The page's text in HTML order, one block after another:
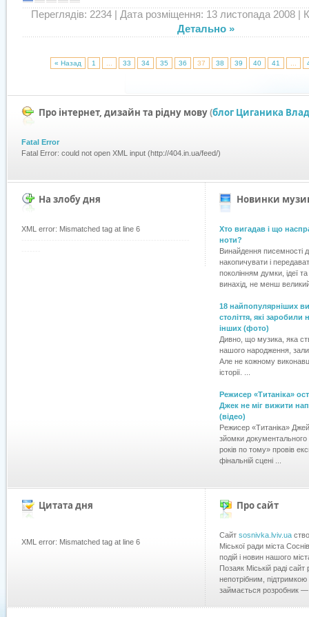
Переглядів: 2234| Дата розміщення: 13 листопада 2008 |
Детально »
« Назад 1 33 34 35 36 37 38 39 40 41
Про інтернет, дизайн та рідну мову(блог Циганика
Fatal Error
Fatal Error: could not open XML input (http://404.in.ua/feed/)
На злобу дня
XML error: Mismatched tag at line 6
Новинки
Хто вигадав і що
ноти?
Винайдення писемності
накопичувати і
поколінням думки, ідеї
винахід, не менш
18 найпопулярніших
століття, які заробили
інших (фото)
Дивно, що музика, яка
нашого народження,
Але не кожному
історії. ...
Режисер «Титаніка»
Джек не міг вижити
(відео)
Режисер «Титаніка»
зйомки
років по тому» провів
фінальній сцені ...
Цитата дня
XML error: Mismatched tag at line 6
Про сайт
Сайтsosnivka.lviv.ua
Міської ради міста
подій і новин нашого
Позаяк Міській раді
непотрібним,
займається розробник